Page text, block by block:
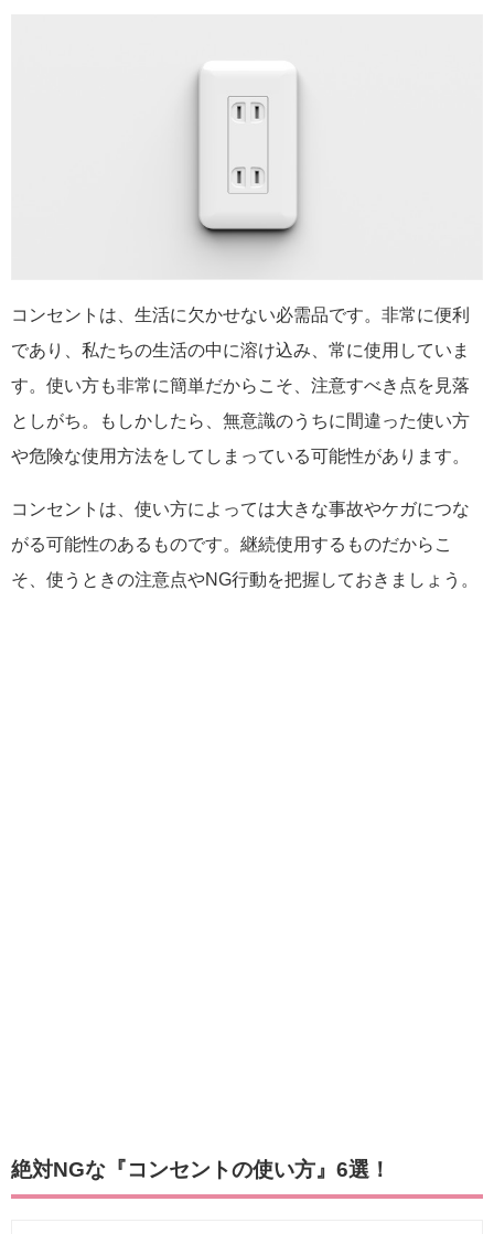
コンセントは、生活に欠かせない必需品です。非常に便利
であり、私たちの生活の中に溶け込み、常に使用していま
す。使い方も非常に簡単だからこそ、注意すべき点を見落
としがち。もしかしたら、無意識のうちに間違った使い方
や危険な使用方法をしてしまっている可能性があります。
コンセントは、使い方によっては大きな事故やケガにつな
がる可能性のあるものです。継続使用するものだからこ
そ、使うときの注意点やNG行動を把握しておきましょう。
絶対NGな『コンセントの使い方』6選！